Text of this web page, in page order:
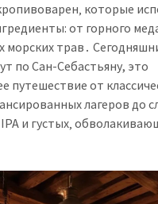
которые
от горного
морских трав․
по Сан-Себастьяну, это
путешествие от
лагеров до
и густых‚